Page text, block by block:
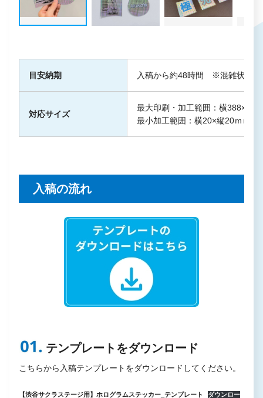
目安納期 入稿から約48時間 ※混雑状況に
対応サイズ
最大印刷・加工範囲：横388×縦
最小加工範囲：横20×縦20ｍ
入稿の流れ
テンプレートをダウンロード
こちらから入稿テンプレートをダウンロードしてください。
【渋谷サクラステージ用】ホログラムステッカー_テンプレート ダウンロー